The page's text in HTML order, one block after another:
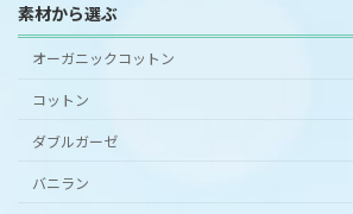
素材から選ぶ
オーガニックコットン
コットン
ダブルガーゼ
バニラン